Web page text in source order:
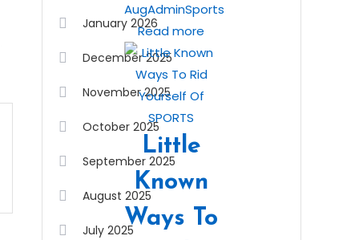
January 2026
December 2025
November 2025
October 2025
September 2025
August 2025
July 2025
AugAdminSports
Read more
Little
Known
Ways To